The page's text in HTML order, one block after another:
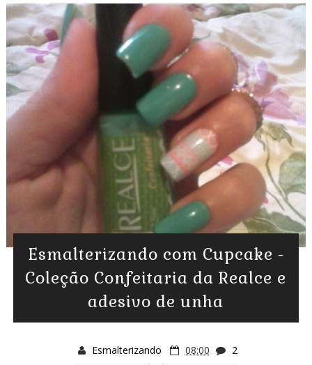
Esmalterizando com Cupcake -
Coleção Confeitaria da Realce e
adesivo de unha
Esmalterizando 08:00 2